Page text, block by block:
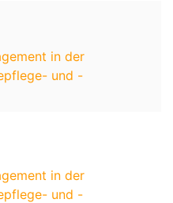
in der
und -
in der
und -